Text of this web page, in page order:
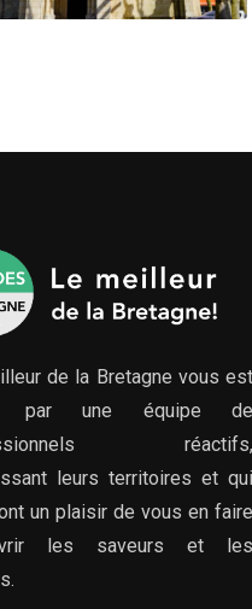
de la Bretagne vous est
par une équipe de
réactifs,
leurs territoires et qui
un plaisir de vous en faire
les saveurs et les